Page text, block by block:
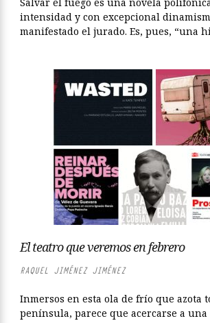
intensidad y con excepcional
manifestado el jurado. Es, pues, “una
El teatro que veremos en febrero
RAQUEL JIMÉNEZ JIMÉNEZ
Inmersos en esta ola de frío que azota
península, parece que acercarse a una